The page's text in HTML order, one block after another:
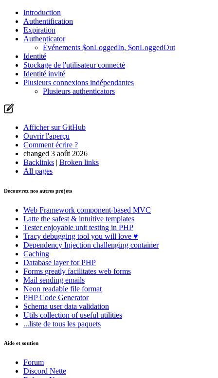
Vous avez trouvé un problème sur cette page ?
Afficher sur GitHub
Introduction
Authentification
Expiration
Authenticator
Événements $onLoggedIn, $onLoggedOut
Identité
Stockage de l'utilisateur connecté
Identité invité
Plusieurs connexions indépendantes
Plusieurs authenticators
Afficher sur GitHub
Ouvrir l'aperçu
Comment écrire ?
changed 3 août 2026
Backlinks | Broken links
All pages
Découvrez nos autres projets
Web Framework component-based MVC
Latte the safest & intuitive templates
Testerenjoyable unit testing in PHP
Tracy debugging tool you will love ♥
Dependency Injection challenging container
Caching
Database layer for PHP
Forms greatly facilitates web forms
Mail sending emails
Neon readable file format
PHP Code Generator
Schema user data validation
Utils collection of useful utilities
...liste de tous les paquets
Aide et soutien
Forum
Discord Nette